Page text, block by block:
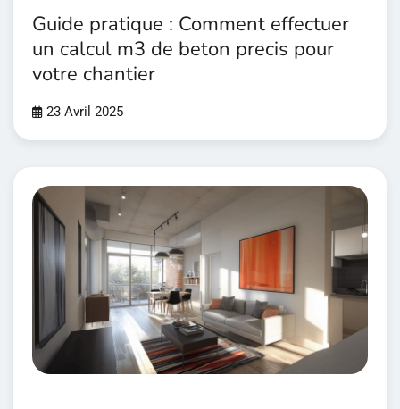
Guide pratique : Comment effectuer
un calcul m3 de beton precis pour
votre chantier
23 Avril 2025